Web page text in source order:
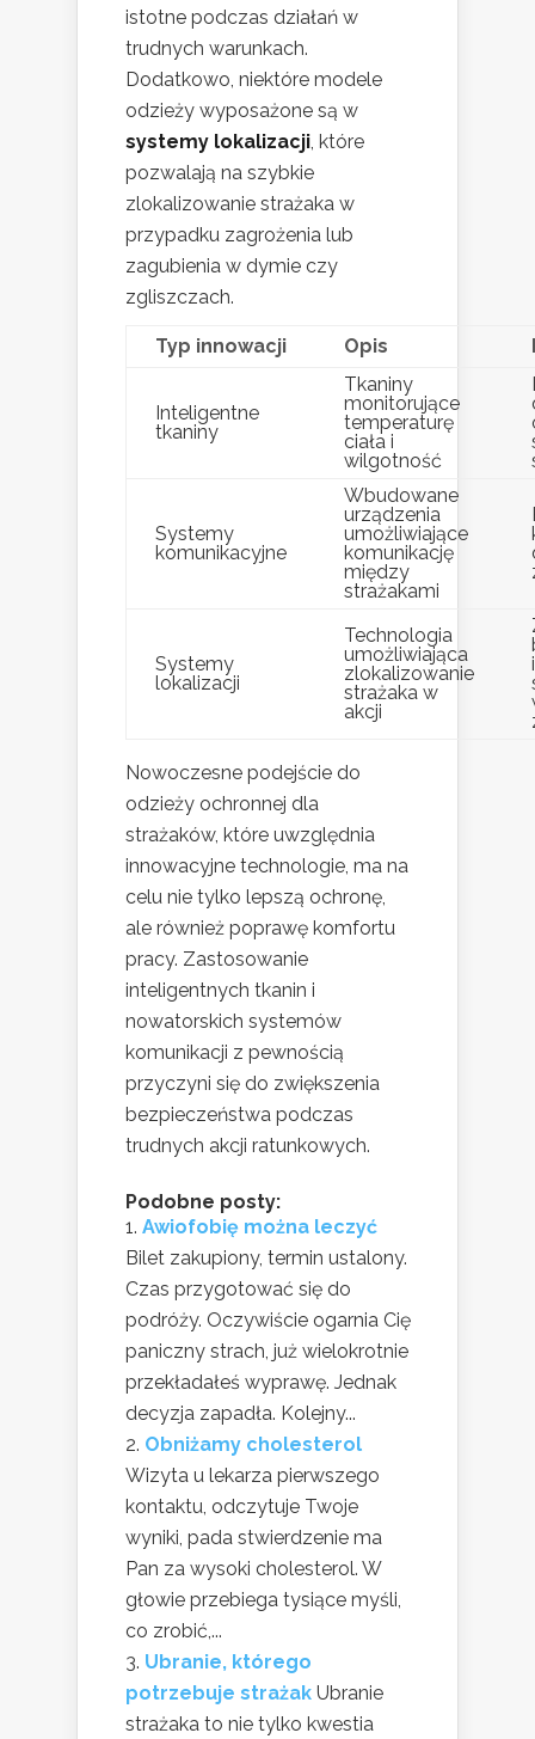
istotne podczas działań w
trudnych warunkach.
Dodatkowo, niektóre modele
odzieży wyposażone są w
systemy lokalizacji, które
pozwalają na szybkie
zlokalizowanie strażaka w
przypadku zagrożenia lub
zagubienia w dymie czy
zgliszczach.
Typ innowacji Opis
Inteligentne
tkaniny
Tkaniny
monitorujące
temperaturę
ciała i
wilgotność
Systemy
komunikacyjne
Wbudowane
urządzenia
umożliwiające
komunikację
między
strażakami
Systemy
lokalizacji
Technologia
umożliwiająca
zlokalizowanie
strażaka w
akcji
Nowoczesne podejście do
odzieży ochronnej dla
strażaków, które uwzględnia
innowacyjne technologie, ma na
celu nie tylko lepszą ochronę,
ale również poprawę komfortu
pracy. Zastosowanie
inteligentnych tkanin i
nowatorskich systemów
komunikacji z pewnością
przyczyni się do zwiększenia
bezpieczeństwa podczas
trudnych akcji ratunkowych.
Podobne posty:
Awiofobię można leczyć
Bilet zakupiony, termin ustalony.
Czas przygotować się do
podróży. Oczywiście ogarnia Cię
paniczny strach, już wielokrotnie
przekładałeś wyprawę. Jednak
decyzja zapadła. Kolejny...
Obniżamy cholesterol
Wizyta u lekarza pierwszego
kontaktu, odczytuje Twoje
wyniki, pada stwierdzenie ma
Pan za wysoki cholesterol. W
głowie przebiega tysiące myśli,
co zrobić,...
Ubranie, którego
potrzebuje strażak Ubranie
strażaka to nie tylko kwestia